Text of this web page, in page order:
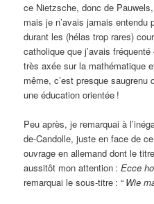
ce Nietzsche, donc de
mais je n’avais jamais entendu
durant les (hélas trop rares)
catholique que j’avais
très axée sur la mathématique
même, c’est presque
une éducation orientée !
Peu après, je remarquai à
de-Candolle, juste en face de ce
ouvrage en allemand dont le
aussitôt mon attention :Ecce
remarquai le sous-titre : “ Wie